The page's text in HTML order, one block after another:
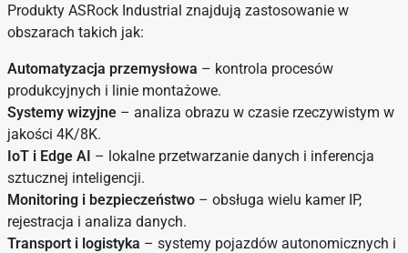
Produkty ASRock Industrial znajdują zastosowanie w
obszarach takich jak:
Automatyzacja przemysłowa – kontrola procesów
produkcyjnych i linie montażowe.
Systemy wizyjne – analiza obrazu w czasie rzeczywistym w
jakości 4K/8K.
IoT i Edge AI – lokalne przetwarzanie danych i inferencja
sztucznej inteligencji.
Monitoring i bezpieczeństwo – obsługa wielu kamer IP,
rejestracja i analiza danych.
Transport i logistyka – systemy pojazdów autonomicznych i